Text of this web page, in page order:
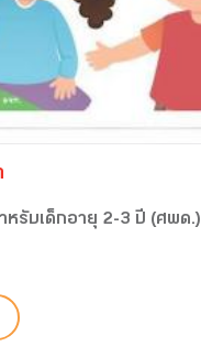
หรับเด็กอายุ 2-3 ปี (ศพด.)